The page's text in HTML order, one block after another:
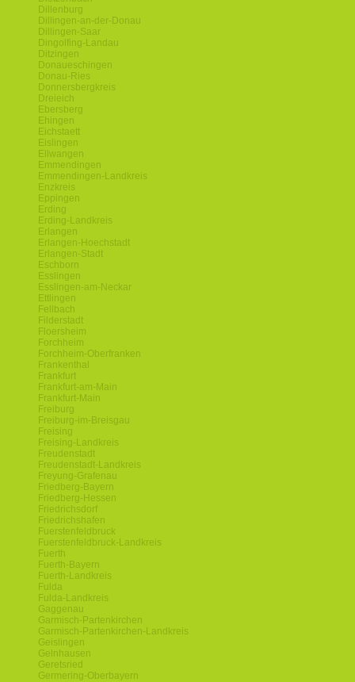
Dillenburg
Dillingen-an-der-Donau
Dillingen-Saar
Dingolfing-Landau
Ditzingen
Donaueschingen
Donau-Ries
Donnersbergkreis
Dreieich
Ebersberg
Ehingen
Eichstaett
Eislingen
Ellwangen
Emmendingen
Emmendingen-Landkreis
Enzkreis
Eppingen
Erding
Erding-Landkreis
Erlangen
Erlangen-Hoechstadt
Erlangen-Stadt
Eschborn
Esslingen
Esslingen-am-Neckar
Ettlingen
Fellbach
Filderstadt
Floersheim
Forchheim
Forchheim-Oberfranken
Frankenthal
Frankfurt
Frankfurt-am-Main
Frankfurt-Main
Freiburg
Freiburg-im-Breisgau
Freising
Freising-Landkreis
Freudenstadt
Freudenstadt-Landkreis
Freyung-Grafenau
Friedberg-Bayern
Friedberg-Hessen
Friedrichsdorf
Friedrichshafen
Fuerstenfeldbruck
Fuerstenfeldbruck-Landkreis
Fuerth
Fuerth-Bayern
Fuerth-Landkreis
Fulda
Fulda-Landkreis
Gaggenau
Garmisch-Partenkirchen
Garmisch-Partenkirchen-Landkreis
Geislingen
Gelnhausen
Geretsried
Germering-Oberbayern